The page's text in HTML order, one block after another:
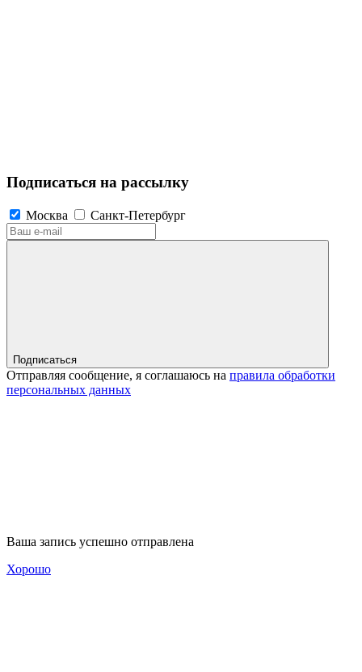
Подписаться на рассылку
Москва Санкт-Петербург
Подписаться
Отправляя сообщение, я соглашаюсь на правила обработки
персональных данных
Ваша запись успешно отправлена
Хорошо